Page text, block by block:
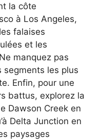
la côte
à Los Angeles,
falaises
et les
manquez pas
segments les plus
Enfin, pour une
battus, explorez la
Dawson Creek en
Delta Junction en
paysages